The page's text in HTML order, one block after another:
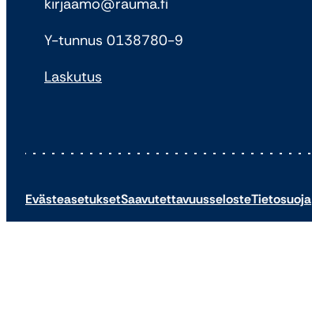
kirjaamo@rauma.fi
Y-tunnus 0138780-9
Laskutus
EvästeasetuksetSaavutettavuusselosteTietosuoja